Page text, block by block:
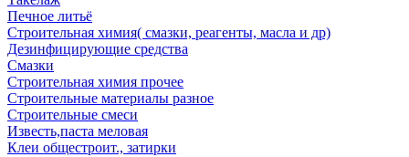
Печное литьё
Строительная химия( смазки, реагенты, масла и др)
Дезинфицирующие средства
Смазки
Строительная химия прочее
Строительные материалы разное
Строительные смеси
Известь,паста меловая
Клеи общестроит., затирки